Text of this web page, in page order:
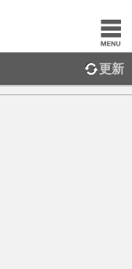
更新